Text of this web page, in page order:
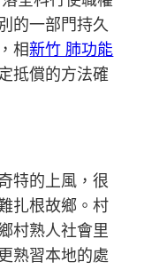
的一部門持久
相新竹 肺功能
抵償的方法確
特的上風，很
扎根故鄉。村
村熟人社會里
熟習本地的處